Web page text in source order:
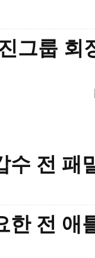
그룹 회
수 전 패
한 전 애